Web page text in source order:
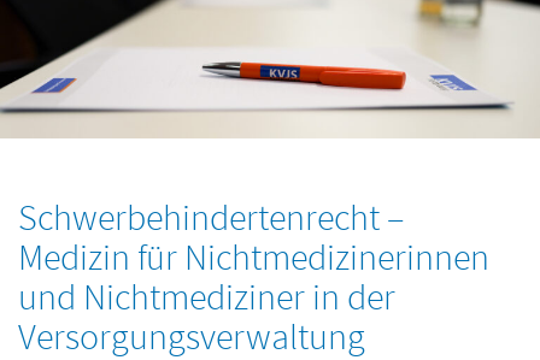
Schwerbehindertenrecht –
Medizin für Nichtmedizinerinnen
und Nichtmediziner in der
Versorgungsverwaltung